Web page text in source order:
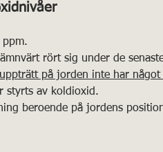
rört sig under de
på jorden inte har något
styrts av koldioxid.
beroende på jordens